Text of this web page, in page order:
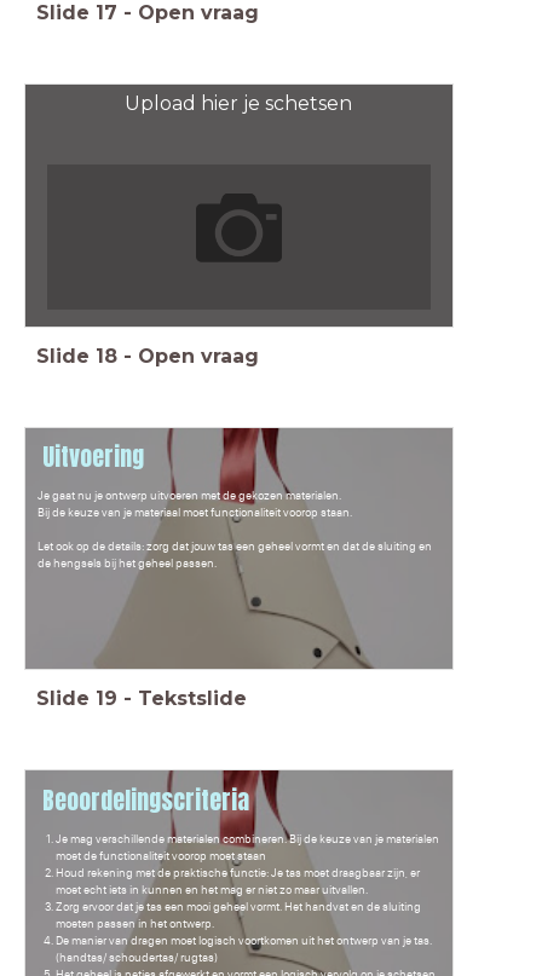
Slide 17 - Open vraag
Upload hier je schetsen
Slide 18 - Open vraag
Uitvoering
Je gaat nu je ontwerp uitvoeren met de gekozen materialen.
Bij de keuze van je materiaal moet functionaliteit voorop staan.
Let ook op de details: zorg dat jouw tas een geheel vormt en dat de sluiting en
de hengsels bij het geheel passen.
Slide 19 - Tekstslide
Beoordelingscriteria
Je mag verschillende materialen combineren. Bij de keuze van je materialen
moet de functionaliteit voorop moet staan
Houd rekening met de praktische functie: Je tas moet draagbaar zijn, er
moet echt iets in kunnen en het mag er niet zo maar uitvallen.
Zorg ervoor dat je tas een mooi geheel vormt. Het handvat en de sluiting
moeten passen in het ontwerp.
De manier van dragen moet logisch voortkomen uit het ontwerp van je tas.
(handtas/ schoudertas/ rugtas)